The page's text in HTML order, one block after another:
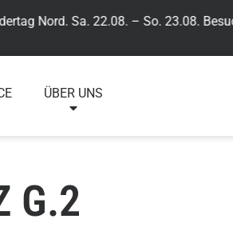
Sa. 22.08. – So. 23.08.
ÜBER UNS
G.2